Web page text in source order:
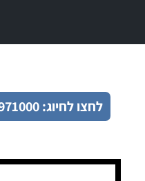
לחצו לחיוג: 077-9971000